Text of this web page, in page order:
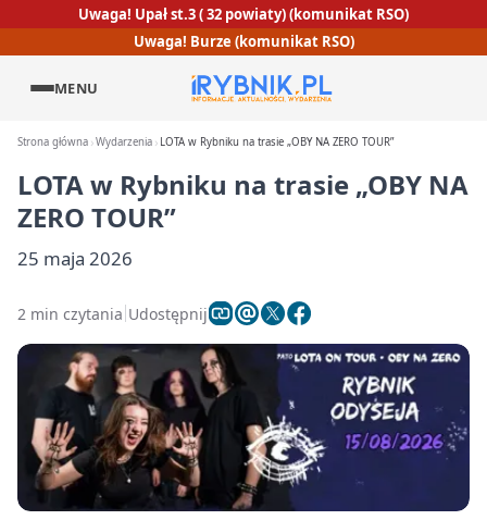
Uwaga! Upał st.3 ( 32 powiaty) (komunikat RSO)
Uwaga! Burze (komunikat RSO)
MENU
Strona główna Wydarzenia LOTA w Rybniku na trasie „OBY NA ZERO TOUR”
LOTA w Rybniku na trasie „OBY NA
ZERO TOUR”
25 maja 2026
2 min czytania Udostępnij